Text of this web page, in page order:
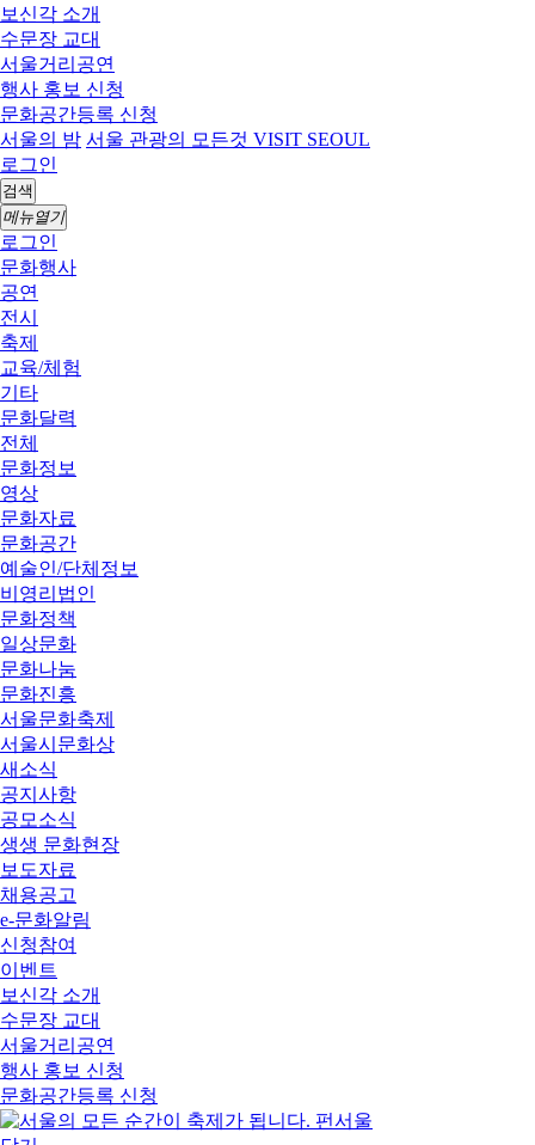
보신각 소개
수문장 교대
서울거리공연
행사 홍보 신청
문화공간등록 신청
서울의 밤 서울 관광의 모든것 VISIT SEOUL
로그인
검색
메뉴열기
로그인
문화행사
공연
전시
축제
교육/체험
기타
문화달력
전체
문화정보
영상
문화자료
문화공간
예술인/단체정보
비영리법인
문화정책
일상문화
문화나눔
문화진흥
서울문화축제
서울시문화상
새소식
공지사항
공모소식
생생 문화현장
보도자료
채용공고
e-문화알림
신청참여
이벤트
보신각 소개
수문장 교대
서울거리공연
행사 홍보 신청
문화공간등록 신청